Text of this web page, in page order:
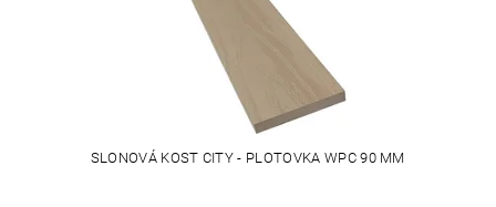
SLONOVÁ KOST CITY - PLOTOVKA WPC 90 MM